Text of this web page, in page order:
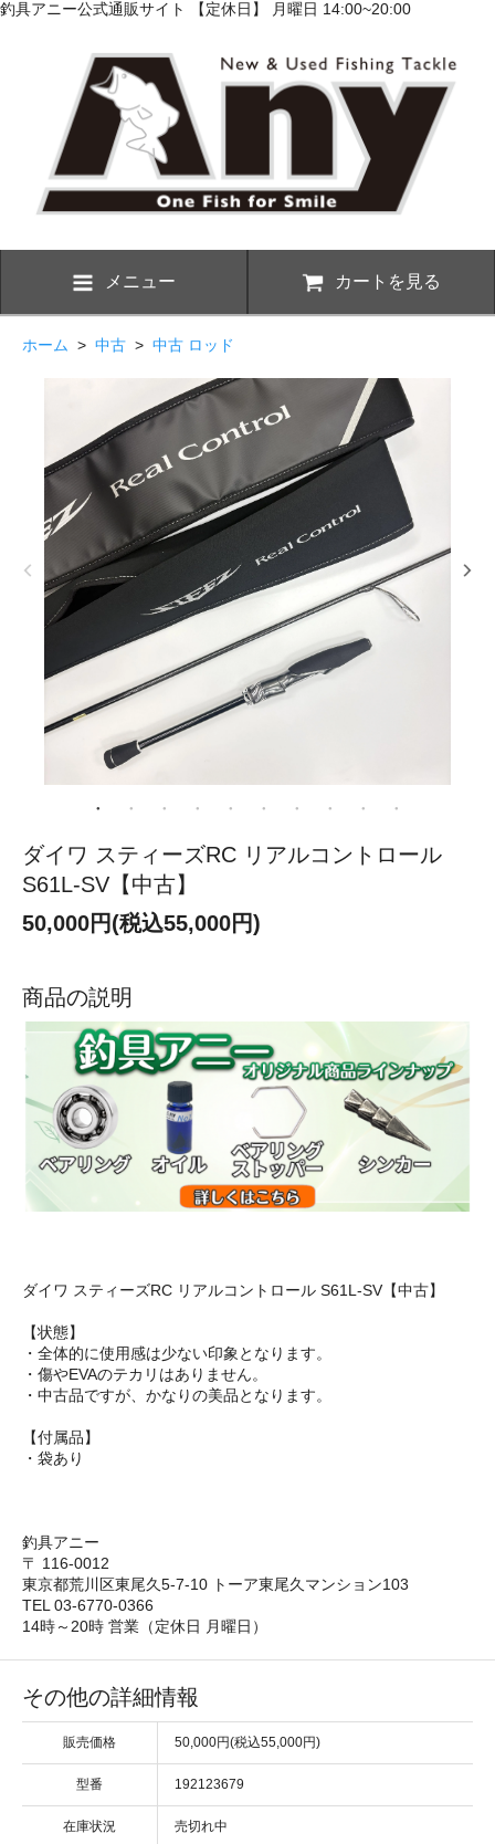
釣具アニー公式通販サイト 【定休日】 月曜日 14:00~20:00
メニュー カートを見る
ホーム > 中古 > 中古 ロッド
ダイワ スティーズRC リアルコントロール
S61L-SV【中古】
50,000円(税込55,000円)
商品の説明
ダイワ スティーズRC リアルコントロール S61L-SV【中古】
【状態】
・全体的に使用感は少ない印象となります。
・傷やEVAのテカリはありません。
・中古品ですが、かなりの美品となります。
【付属品】
・袋あり
釣具アニー
〒 116-0012
東京都荒川区東尾久5-7-10 トーア東尾久マンション103
TEL 03-6770-0366
14時～20時 営業（定休日 月曜日）
その他の詳細情報
販売価格 50,000円(税込55,000円)
型番 192123679
在庫状況 売切れ中